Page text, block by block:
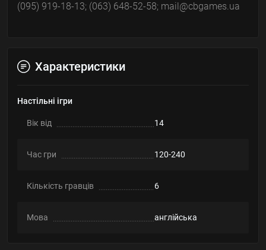
(095) 919-18-13; (063) 648-52-58; mail@cbgames.ua
Характеристики
Настільні ігри
Вік від 14
Час гри 120-240
Кількість гравців 6
Мова англійська